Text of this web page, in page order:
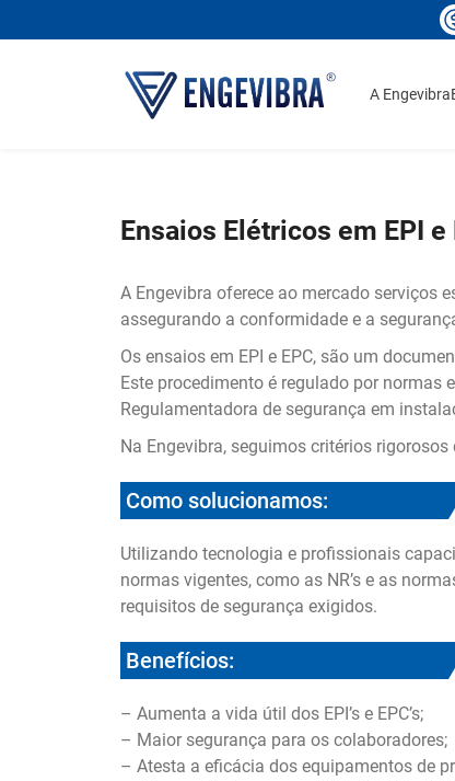
A Engevibra
Ensaios Elétricos em EPI e
A Engevibra oferece ao mercado serviços
assegurando a conformidade e a
Os ensaios em EPI e EPC, são um
Este procedimento é regulado por normas
Regulamentadora de segurança em
Na Engevibra, seguimos critérios
Como solucionamos:
Utilizando tecnologia e profissionais
normas vigentes, como as NR’s e as
requisitos de segurança exigidos.
Benefícios:
– Aumenta a vida útil dos EPI’s e EPC’s;
– Maior segurança para os colaboradores;
– Atesta a eficácia dos equipamentos de